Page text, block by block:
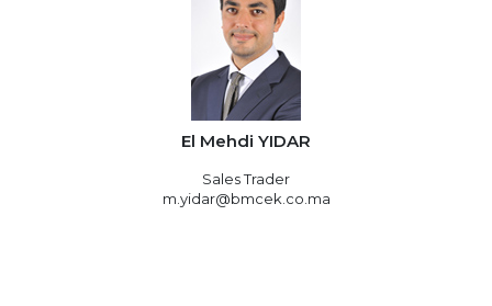
El Mehdi YIDAR
Sales Trader
m.yidar@bmcek.co.ma